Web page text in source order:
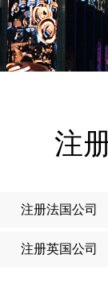
注
注册法国公司
注册英国公司